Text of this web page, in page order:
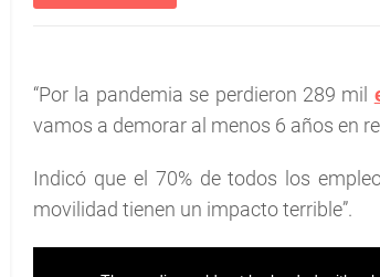
“Por la pandemia se perdieron 289 mil
vamos a demorar al menos 6 años en
Indicó que el 70% de todos los
movilidad tienen un impacto terrible”.